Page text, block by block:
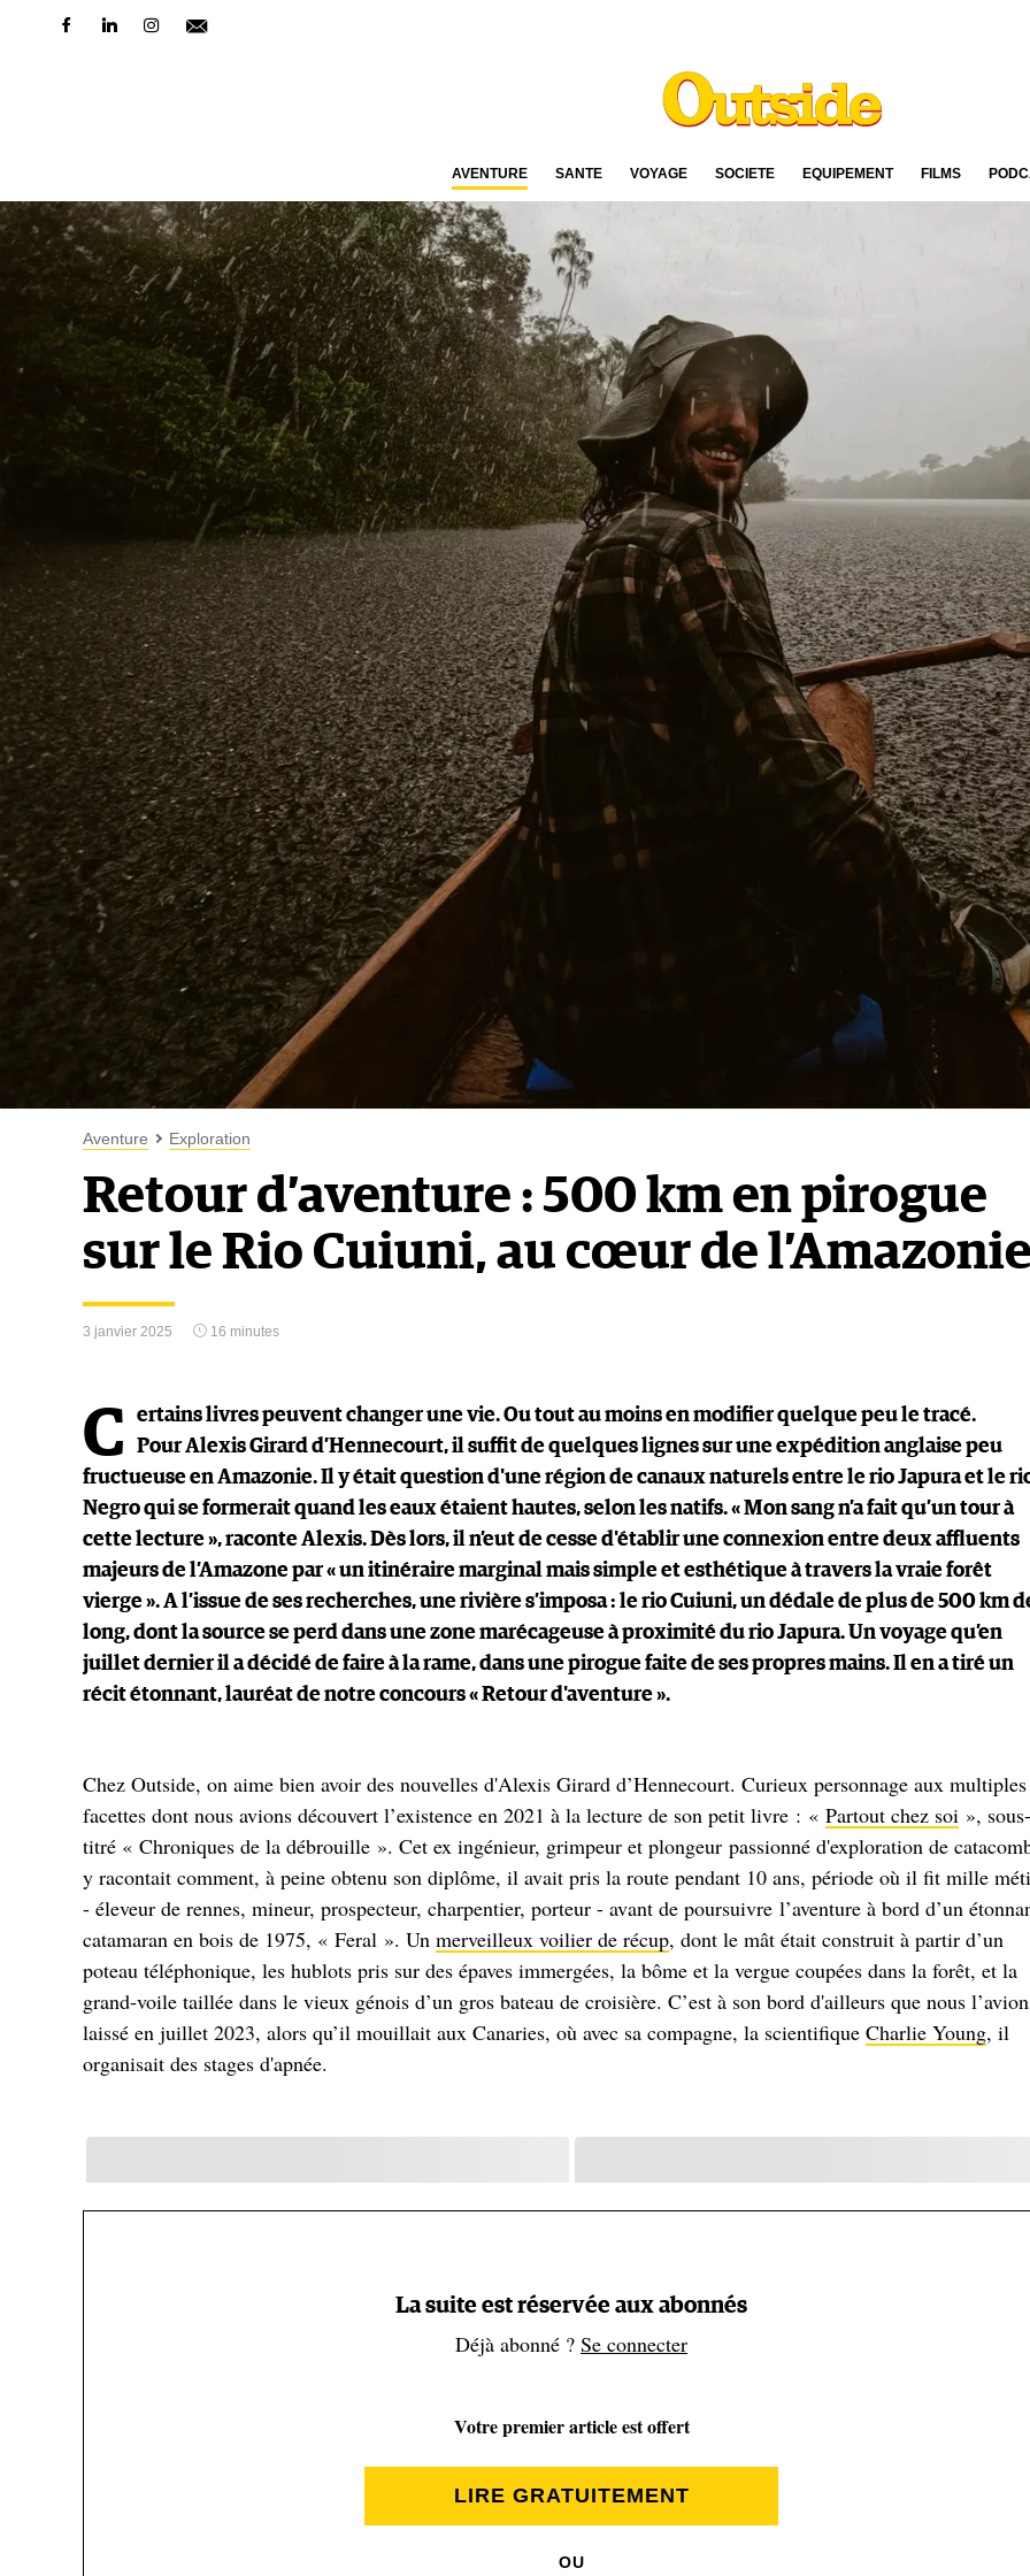
AVENTURE SANTÉ VOYAGE SOCIÉTÉ ÉQUIPEMENT FILMS
Aventure Exploration
Retour d’aventure : 500 km en pirogue
sur le Rio Cuiuni, au cœur de l’Amazonie
3 janvier 2025 16 minutes
C
ertains livres peuvent changer une vie. Ou tout au moins en modifier quelque peu le tracé.
Pour Alexis Girard d’Hennecourt, il suffit de quelques lignes sur une expédition anglaise peu
fructueuse en Amazonie. Il y était question d'une région de canaux naturels entre le rio Japura et le
Negro qui se formerait quand les eaux étaient hautes, selon les natifs. « Mon sang n’a fait qu’un tour à
cette lecture », raconte Alexis. Dès lors, il n’eut de cesse d'établir une connexion entre deux affluents
majeurs de l’Amazone par « un itinéraire marginal mais simple et esthétique à travers la vraie forêt
vierge ». A l’issue de ses recherches, une rivière s’imposa : le rio Cuiuni, un dédale de plus de 500 km
long, dont la source se perd dans une zone marécageuse à proximité du rio Japura. Un voyage qu’en
juillet dernier il a décidé de faire à la rame, dans une pirogue faite de ses propres mains. Il en a tiré un
récit étonnant, lauréat de notre concours « Retour d'aventure ».
Chez Outside, on aime bien avoir des nouvelles d'Alexis Girard d’Hennecourt. Curieux personnage aux multiples
facettes dont nous avions découvert l’existence en 2021 à la lecture de son petit livre : « Partout chez soi », sous-
titré « Chroniques de la débrouille ». Cet ex ingénieur, grimpeur et plongeur passionné d'exploration de
y racontait comment, à peine obtenu son diplôme, il avait pris la route pendant 10 ans, période où il fit mille
- éleveur de rennes, mineur, prospecteur, charpentier, porteur - avant de poursuivre l’aventure à bord d’un
catamaran en bois de 1975, « Feral ». Un merveilleux voilier de récup, dont le mât était construit à partir d’un
poteau téléphonique, les hublots pris sur des épaves immergées, la bôme et la vergue coupées dans la forêt, et la
grand-voile taillée dans le vieux génois d’un gros bateau de croisière. C’est à son bord d'ailleurs que nous
laissé en juillet 2023, alors qu’il mouillait aux Canaries, où avec sa compagne, la scientifique Charlie Young, il
organisait des stages d'apnée.
La suite est réservée aux abonnés
Déjà abonné ? Se connecter
Votre premier article est offert
LIRE GRATUITEMENT
OU